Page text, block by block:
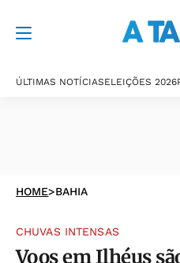
ÚLTIMAS NOTÍCIASELEIÇÕES 2026
HOME>BAHIA
CHUVAS INTENSAS
Voos em Ilhéus